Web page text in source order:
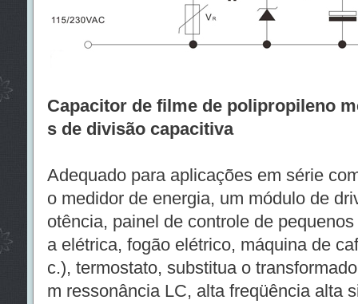
Capacitor de filme de polipropileno
s de divisão capacitiva
Adequado para aplicações em série
o medidor de energia, um módulo de
otência, painel de controle de
a elétrica, fogão elétrico, máquina de
c.), termostato, substitua o
m ressonância LC, alta freqüência alta